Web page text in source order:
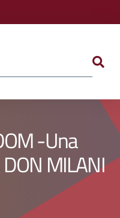
-Una
MILANI